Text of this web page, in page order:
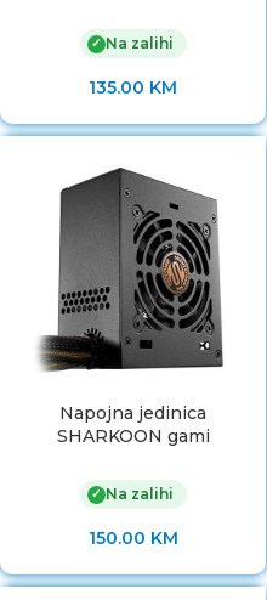
✓ Na zalihi
135.00 KM
Napojna jedinica
SHARKOON gami
✓ Na zalihi
150.00 KM